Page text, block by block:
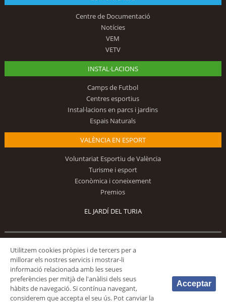
Centre de Documentació
Notícies
VEM
VETV
INSTAL·LACIONS
Camps de Futbol
Centres esportius
Instal·lacions en parcs i jardins
Espais Naturals
VALÈNCIA EN ESPORT
Voluntariat Esportiu de València
Turisme i esport
Econòmica i coneixement
Premios
EL JARDÍ DEL TURIA
Utilitzem cookies pròpies i de tercers per a
millorar els nostres servicis i mostrar-li
informació relacionada amb les seues
preferències per mitjà de l'anàlisi dels seus
hàbits de navegació. Si contínua navegant,
considerem que accepta el seu ús. Pot canviar la
Acceptar